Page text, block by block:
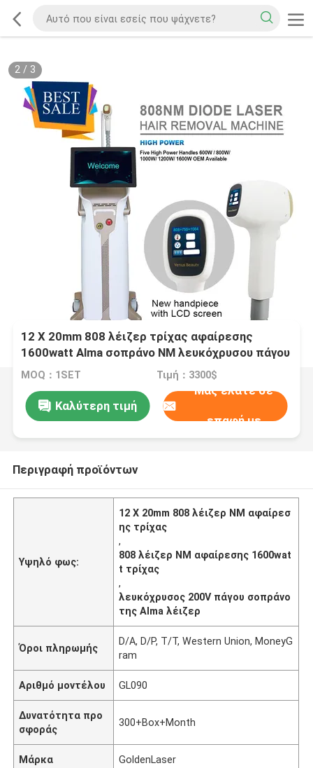
2/ 3
12 X 20mm 808 λέιζερ τρίχας αφαίρεσης
1600watt Alma σοπράνο NM λευκόχρυσου πάγου
MOQ：1SET Τιμή：3300$
Καλύτερη τιμή
Μας ελάτε σε
επαφή με
Περιγραφή προϊόντων
Υψηλό φως:
12 X 20mm 808 λέιζερ NM αφαίρεσ
ης τρίχας
,
808 λέιζερ NM αφαίρεσης 1600wat
t τρίχας
,
λευκόχρυσος 200V πάγου σοπράνο
της Alma λέιζερ
Όροι πληρωμής
D/A, D/P, T/T, Western Union, MoneyG
ram
Αριθμό μοντέλου GL090
Δυνατότητα προ
σφοράς
300+Box+Month
Μάρκα GoldenLaser